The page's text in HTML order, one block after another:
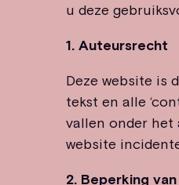
u deze
1. Auteursrecht
Deze website is
tekst en alle
vallen onder het
website
2. Beperking